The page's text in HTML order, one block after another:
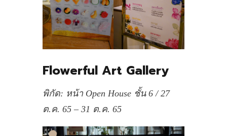
Flowerful Art Gallery
พิกัด: หน้า Open House ชั้น 6 / 27
ต.ค. 65 – 31 ต.ค. 65